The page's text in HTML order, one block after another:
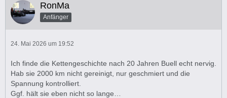
RonMa
Anfänger
24. Mai 2026 um 19:52
Ich finde die Kettengeschichte nach 20 Jahren Buell echt nervig.
Hab sie 2000 km nicht gereinigt, nur geschmiert und die
Spannung kontrolliert.
Ggf. hält sie eben nicht so lange…